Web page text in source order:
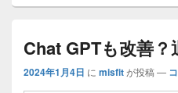
Chat GPTも改善？
2024年1月4日 に misfitが投稿 —